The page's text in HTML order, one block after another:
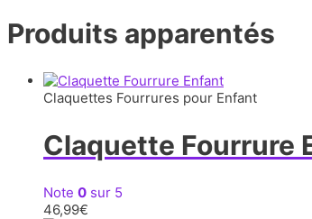
Produits apparentés
Claquettes Fourrures pour Enfant
Claquette Fourrure
Note 0 sur 5
46,99€